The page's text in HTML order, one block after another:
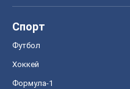
Спорт
Футбол
Хоккей
Формула-1